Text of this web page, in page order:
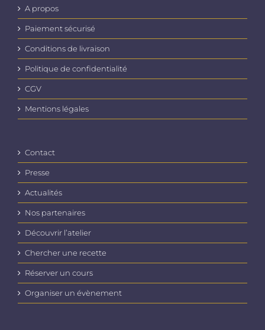
A propos
Paiement sécurisé
Conditions de livraison
Politique de confidentialité
CGV
Mentions légales
Contact
Presse
Actualités
Nos partenaires
Découvrir l’atelier
Chercher une recette
Réserver un cours
Organiser un évènement